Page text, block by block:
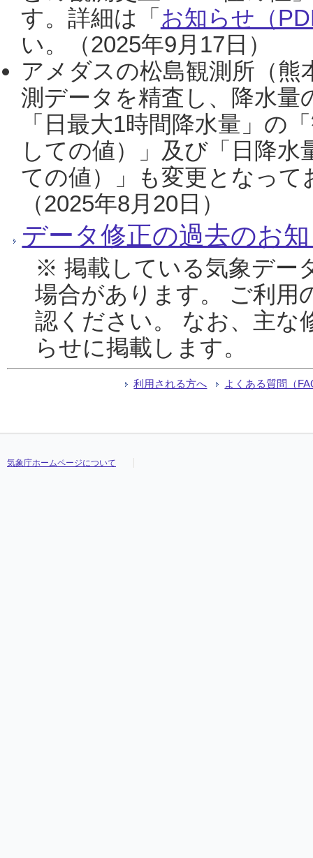
す。詳細は「 お知らせ（
い。（2025年9月17日）
アメダスの松島観測所（熊
測データを精査し、降水
「日最大1時間降水量」の
しての値）」及び「日降
ての値）」も変更となっ
（2025年8月20日）
データ修正の過去のお
※ 掲載している気象デー
場合があります。 ご利用
認ください。 なお、主な
らせに掲載します。
利用される方へ よくある質問（
気象庁ホームページについて